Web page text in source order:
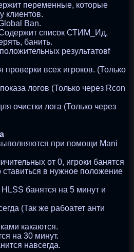
переменные, которые
клиентов.
Ban.
список СТИМ_Ид,
банить.
результатовf
всех игроков. (Только
логов (Только через Rcon
очистки лога (Только через
при помощи Mani
от 0, игроки банятся
ставиться в нужное положение
банятся на 5 минут и
(Так же рабоатет анти
какаются.
на 30 минут.
навсегда.